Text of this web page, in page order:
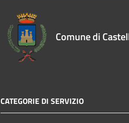
Comune di
CATEGORIE DI SERVIZIO